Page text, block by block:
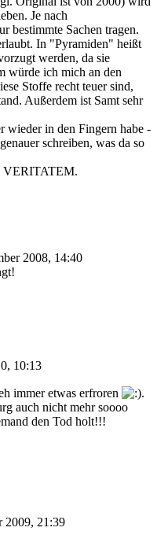
Je nach
bestimmte Sachen tragen.
In "Pyramiden" heißt
werden, da sie
würde ich mich an den
Stoffe recht teuer sind,
Außerdem ist Samt sehr
wieder in den Fingern habe -
schreiben, was da so
2008, 14:40
10:13
immer etwas erfroren
.
auch nicht mehr soooo
den Tod holt!!!
2009, 21:39